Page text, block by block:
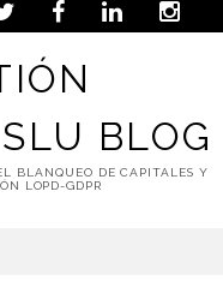
BLOG
BLANQUEO DE CAPITALES Y
LOPD-GDPR